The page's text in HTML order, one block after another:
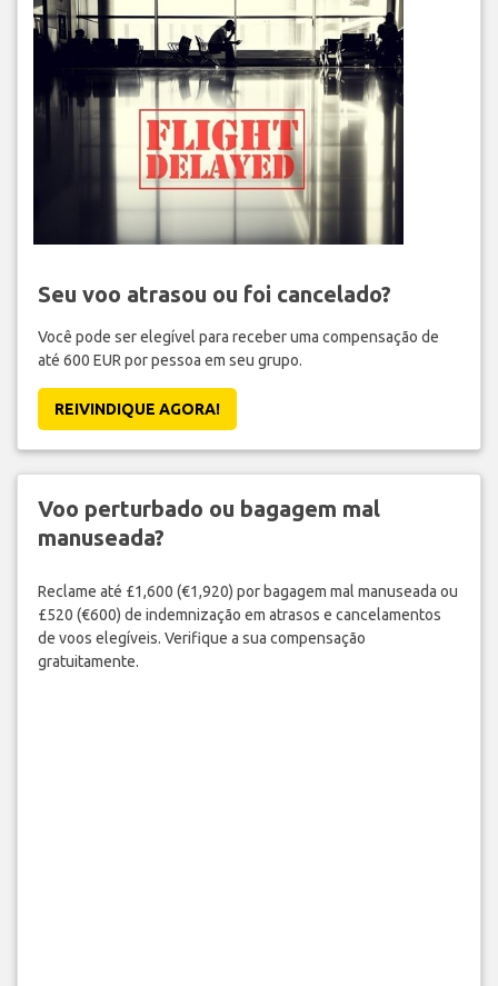
Seu voo atrasou ou foi cancelado?
Você pode ser elegível para receber uma compensação de
até 600 EUR por pessoa em seu grupo.
REIVINDIQUE AGORA!
Voo perturbado ou bagagem mal
manuseada?
Reclame até £1,600 (€1,920) por bagagem mal manuseada ou
£520 (€600) de indemnização em atrasos e cancelamentos
de voos elegíveis. Verifique a sua compensação
gratuitamente.